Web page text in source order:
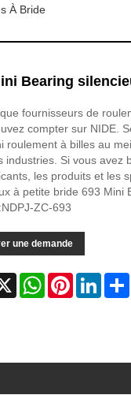
À Bride
Bearing
fournisseurs de
compter sur NIDE.
roulement à billes au
industries. Si vous avez
les produits et les
à petite bride 693 Mini
ZC-693
une demande
X WhatsAppPinterest